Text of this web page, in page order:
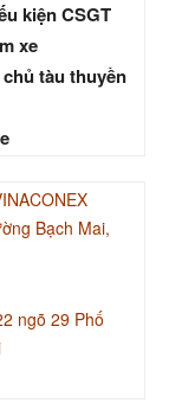
kiện CSGT
xe
tàu thuyền
Bạch Mai,
ngõ 29 Phố